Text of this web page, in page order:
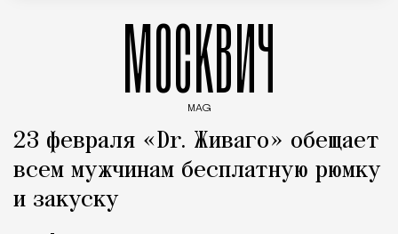
МОСКВИЧ
MAG
23 февраля «Dr. Живаго» обещает
всем мужчинам бесплатную рюмку
и закуску